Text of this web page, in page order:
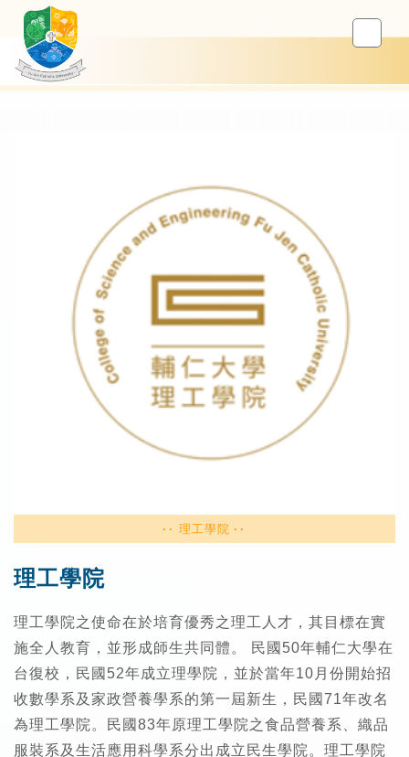
理工學院
理工學院
理工學院之使命在於培育優秀之理工人才，其目標在實
施全人教育，並形成師生共同體。 民國50年輔仁大學在
台復校，民國52年成立理學院，並於當年10月份開始招
收數學系及家政營養學系的第一屆新生，民國71年改名
為理工學院。民國83年原理工學院之食品營養系、織品
服裝系及生活應用科學系分出成立民生學院。理工學院